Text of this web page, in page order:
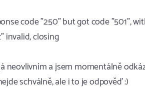
code "250" but got code "501",
invalid, closing
neovlivním a jsem momentálně
schválně, ale i to je odpověď :)